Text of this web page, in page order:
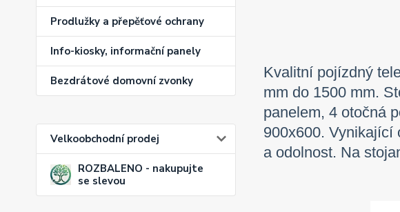
Prodlužky a přepěťové ochrany
Info-kiosky, informační panely
Bezdrátové domovní zvonky
Velkoobchodní prodej
ROZBALENO - nakupujte
se slevou
Kvalitní pojízdný
mm do 1500 mm.
panelem, 4 otočná
900x600. Vynikající
a odolnost. Na